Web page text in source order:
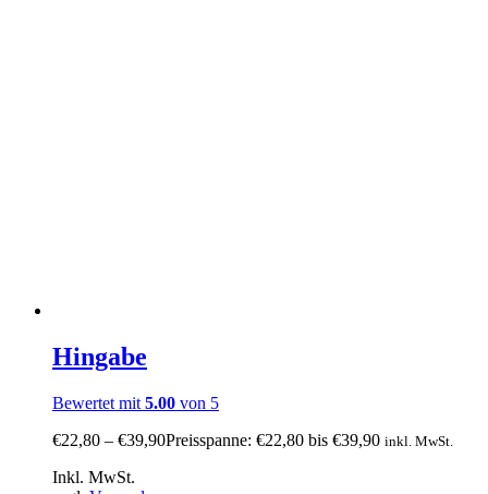
Hingabe
Bewertet mit 5.00 von 5
€22,80 – €39,90Preisspanne: €22,80 bis €39,90 inkl. MwSt.
Inkl. MwSt.